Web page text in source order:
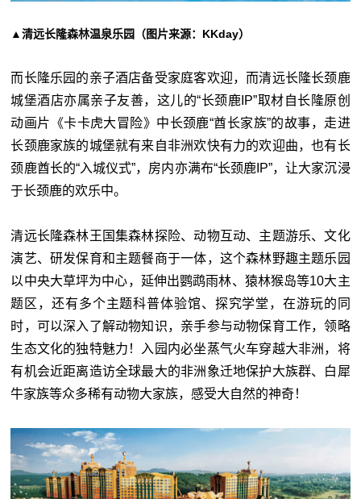
▲清远长隆森林温泉乐园（图片来源：KKday）
而长隆乐园的亲子酒店备受家庭客欢迎，而清远长隆长颈鹿
城堡酒店亦属亲子友善，这儿的“长颈鹿IP”取材自长隆原创
动画片《卡卡虎大冒险》中长颈鹿“酋长家族”的故事，走进
长颈鹿家族的城堡就有来自非洲欢快有力的欢迎曲，也有长
颈鹿酋长的“入城仪式”，房内亦满布“长颈鹿IP”，让大家沉浸
于长颈鹿的欢乐中。
清远长隆森林王国集森林探险、动物互动、主题游乐、文化
演艺、研发保育和主题餐商于一体，这个森林野趣主题乐园
以中央大草坪为中心，延伸出鹦鹉雨林、猿林猴岛等10大主
题区，还有多个主题科普体验馆、探究学堂，在游玩的同
时，可以深入了解动物知识，亲手参与动物保育工作，领略
生态文化的独特魅力！入园内必坐蒸气火车穿越大非洲，将
有机会近距离造访全球最大的非洲象迁地保护大族群、白犀
牛家族等众多稀有动物大家族，感受大自然的神奇！